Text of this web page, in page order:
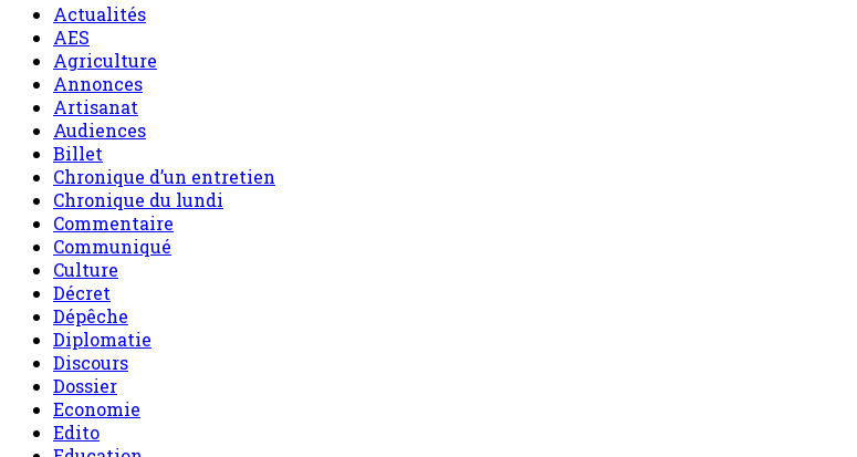
Actualités
AES
Agriculture
Annonces
Artisanat
Audiences
Billet
Chronique d’un entretien
Chronique du lundi
Commentaire
Communiqué
Culture
Décret
Dépêche
Diplomatie
Discours
Dossier
Economie
Edito